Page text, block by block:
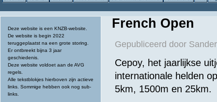
Deze website is een KNZB-website.
De website is begin 2022
teruggeplaatst na een grote storing.
Er ontbreekt bijna 3 jaar
geschiedenis.
Deze website voldoet aan de AVG
regels.
Alle tekstblokjes hierboven zijn actieve
links. Sommige hebben ook nog sub-
links.
French Open
Gepubliceerd door
Cepoy, het jaarlijkse
internationale helden
5km, 1500m en 25km.